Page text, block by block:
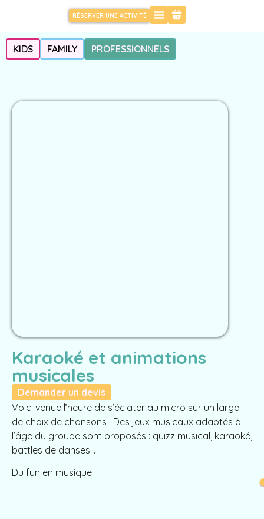
RÉSERVER UNE ACTIVITÉ
KIDS FAMILY PROFESSIONNELS
Karaoké et animations
musicales
Demander un devis
Voici venue l’heure de s’éclater au micro sur un large
de choix de chansons ! Des jeux musicaux adaptés à
l’âge du groupe sont proposés : quizz musical, karaoké,
battles de danses…
Du fun en musique !